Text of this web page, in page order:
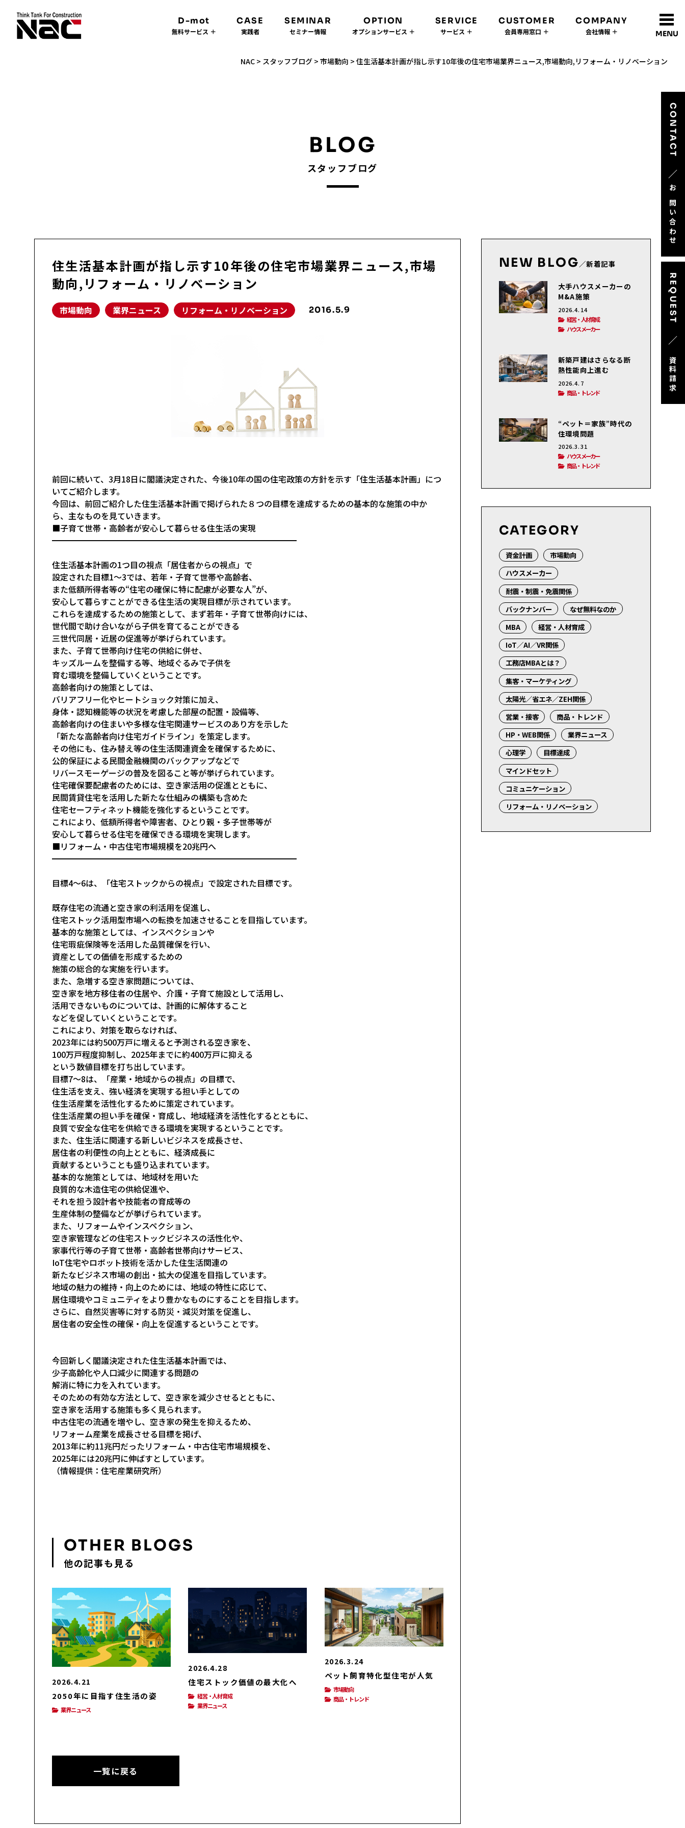
D-mot
無料サービス ＋
CASE
実践者
SEMINAR
セミナー情報
OPTION
オプションサービス ＋
SERVICE
サービス ＋
CUSTOMER
会員専用窓口 ＋
COMPANY
会社情報 ＋ MENU
CONTACT
／
お問い合わせ
REQUEST
／
資料請求
NAC > スタッフブログ >市場動向 >住生活基本計画が指し示す10年後の住宅市場業界ニュース,市場動向,リフォーム・リノベーション
BLOG
スタッフブログ
住生活基本計画が指し示す10年後の住宅市場業界ニュース,市場
動向,リフォーム・リノベーション
市場動向 業界ニュース リフォーム・リノベーション 2016.5.9
前回に続いて、3月18日に閣議決定された、今後10年の国の住宅政策の方針を示す「住生活基本計画」につ
いてご紹介します。
今回は、前回ご紹介した住生活基本計画で掲げられた８つの目標を達成するための基本的な施策の中か
ら、主なものを見ていきます。
■子育て世帯・高齢者が安心して暮らせる住生活の実現
━━━━━━━━━━━━━━━━━━━━━━━━━━━━━━
住生活基本計画の1つ目の視点「居住者からの視点」で
設定された目標1～3では、若年・子育て世帯や高齢者、
また低額所得者等の“住宅の確保に特に配慮が必要な人”が、
安心して暮らすことができる住生活の実現目標が示されています。
これらを達成するための施策として、まず若年・子育て世帯向けには、
世代間で助け合いながら子供を育てることができる
三世代同居・近居の促進等が挙げられています。
また、子育て世帯向け住宅の供給に併せ、
キッズルームを整備する等、地域ぐるみで子供を
育む環境を整備していくということです。
高齢者向けの施策としては、
バリアフリー化やヒートショック対策に加え、
身体・認知機能等の状況を考慮した部屋の配置・設備等、
高齢者向けの住まいや多様な住宅関連サービスのあり方を示した
「新たな高齢者向け住宅ガイドライン」を策定します。
その他にも、住み替え等の住生活関連資金を確保するために、
公的保証による民間金融機関のバックアップなどで
リバースモーゲージの普及を図ること等が挙げられています。
住宅確保要配慮者のためには、空き家活用の促進とともに、
民間賃貸住宅を活用した新たな仕組みの構築も含めた
住宅セーフティネット機能を強化するということです。
これにより、低額所得者や障害者、ひとり親・多子世帯等が
安心して暮らせる住宅を確保できる環境を実現します。
■リフォーム・中古住宅市場規模を20兆円へ
━━━━━━━━━━━━━━━━━━━━━━━━━━━━━━
目標4～6は、「住宅ストックからの視点」で設定された目標です。
既存住宅の流通と空き家の利活用を促進し、
住宅ストック活用型市場への転換を加速させることを目指しています。
基本的な施策としては、インスペクションや
住宅瑕疵保険等を活用した品質確保を行い、
資産としての価値を形成するための
施策の総合的な実施を行います。
また、急増する空き家問題については、
空き家を地方移住者の住居や、介護・子育て施設として活用し、
活用できないものについては、計画的に解体すること
などを促していくということです。
これにより、対策を取らなければ、
2023年には約500万戸に増えると予測される空き家を、
100万戸程度抑制し、2025年までに約400万戸に抑える
という数値目標を打ち出しています。
目標7～8は、「産業・地域からの視点」の目標で、
住生活を支え、強い経済を実現する担い手としての
住生活産業を活性化するために策定されています。
住生活産業の担い手を確保・育成し、地域経済を活性化するとともに、
良質で安全な住宅を供給できる環境を実現するということです。
また、住生活に関連する新しいビジネスを成長させ、
居住者の利便性の向上とともに、経済成長に
貢献するということも盛り込まれています。
基本的な施策としては、地域材を用いた
良質的な木造住宅の供給促進や、
それを担う設計者や技能者の育成等の
生産体制の整備などが挙げられています。
また、リフォームやインスペクション、
空き家管理などの住宅ストックビジネスの活性化や、
家事代行等の子育て世帯・高齢者世帯向けサービス、
IoT住宅やロボット技術を活かした住生活関連の
新たなビジネス市場の創出・拡大の促進を目指しています。
地域の魅力の維持・向上のためには、地域の特性に応じて、
居住環境やコミュニティをより豊かなものにすることを目指します。
さらに、自然災害等に対する防災・減災対策を促進し、
居住者の安全性の確保・向上を促進するということです。
今回新しく閣議決定された住生活基本計画では、
少子高齢化や人口減少に関連する問題の
解消に特に力を入れています。
そのための有効な方法として、空き家を減少させるとともに、
空き家を活用する施策も多く見られます。
中古住宅の流通を増やし、空き家の発生を抑えるため、
リフォーム産業を成長させる目標を掲げ、
2013年に約11兆円だったリフォーム・中古住宅市場規模を、
2025年には20兆円に伸ばすとしています。
（情報提供：住宅産業研究所）
OTHER BLOGS
他の記事も見る
2026.4.21
2050年に目指す住生活の姿
業界ニュース
2026.4.28
住宅ストック価値の最大化へ
経営・人材育成
業界ニュース
2026.3.24
ペット飼育特化型住宅が人気
市場動向
商品・トレンド
一覧に戻る
NEW BLOG ／新着記事
大手ハウスメーカーの
M&A施策
2026.4.14
経営・人材育成
ハウスメーカー
新築戸建はさらなる断
熱性能向上進む
2026.4.7
商品・トレンド
“ペット＝家族”時代の
住環境問題
2026.3.31
ハウスメーカー
商品・トレンド
CATEGORY
資金計画
市場動向
ハウスメーカー
耐震・制震・免震関係
バックナンバー
なぜ無料なのか
MBA
経営・人材育成
IoT／AI／VR関係
工務店MBAとは？
集客・マーケティング
太陽光／省エネ／ZEH関係
営業・接客
商品・トレンド
HP・WEB関係
業界ニュース
心理学
目標達成
マインドセット
コミュニケーション
リフォーム・リノベーション